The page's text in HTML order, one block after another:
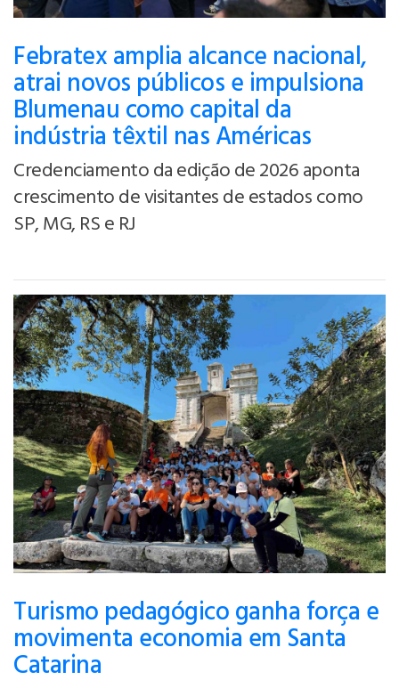
Febratex amplia alcance nacional,
atrai novos públicos e impulsiona
Blumenau como capital da
indústria têxtil nas Américas
Credenciamento da edição de 2026 aponta
crescimento de visitantes de estados como
SP, MG, RS e RJ
Turismo pedagógico ganha força e
movimenta economia em Santa
Catarina